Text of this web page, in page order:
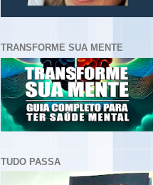
TRANSFORME SUA MENTE
TUDO PASSA